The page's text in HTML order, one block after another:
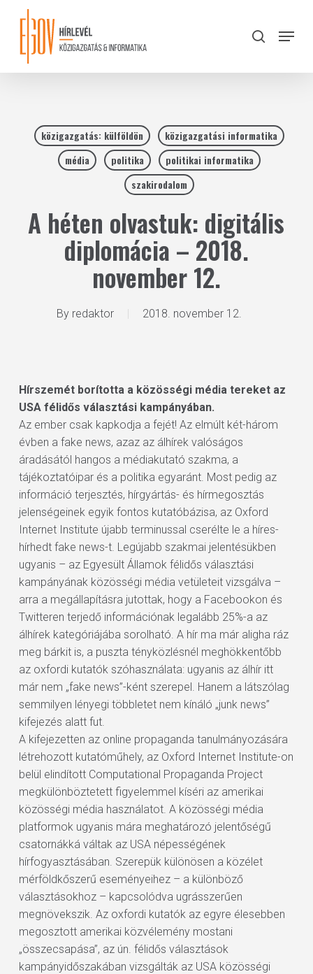
content
search
Menu
közigazgatás: külföldön
közigazgatási informatika
média
politika
politikai informatika
szakirodalom
A héten olvastuk: digitális
diplomácia – 2018.
november 12.
By redaktor 2018. november 12.
Hírszemét borította a közösségi média tereket az
USA félidős választási kampányában.
Az ember csak kapkodja a fejét! Az elmúlt két-három
évben a fake news, azaz az álhírek valóságos
áradásától hangos a médiakutató szakma, a
tájékoztatóipar és a politika egyaránt. Most pedig az
információ terjesztés, hírgyártás- és hírmegosztás
jelenségeinek egyik fontos kutatóbázisa, az Oxford
Internet Institute újabb terminussal cserélte le a híres-
hírhedt fake news-t. Legújabb szakmai jelentésükben
ugyanis – az Egyesült Államok félidős választási
kampányának közösségi média vetületeit vizsgálva –
arra a megállapításra jutottak, hogy a Facebookon és
Twitteren terjedő információnak legalább 25%-a az
álhírek kategóriájába sorolható. A hír ma már aligha ráz
meg bárkit is, a puszta tényközlésnél meghökkentőbb
az oxfordi kutatók szóhasználata: ugyanis az álhír itt
már nem „fake news”-ként szerepel. Hanem a látszólag
semmilyen lényegi többletet nem kínáló „junk news”
kifejezés alatt fut.
A kifejezetten az online propaganda tanulmányozására
létrehozott kutatóműhely, az Oxford Internet Institute-on
belül elindított Computational Propaganda Project
megkülönböztetett figyelemmel kíséri az amerikai
közösségi média használatot. A közösségi média
platformok ugyanis mára meghatározó jelentőségű
csatornákká váltak az USA népességének
hírfogyasztásában. Szerepük különösen a közélet
mérföldkőszerű eseményeihez – a különböző
választásokhoz – kapcsolódva ugrásszerűen
megnövekszik. Az oxfordi kutatók az egyre élesebben
megosztott amerikai közvélemény mostani
„összecsapása”, az ún. félidős választások
kampányidőszakában vizsgálták az USA közösségi
Close